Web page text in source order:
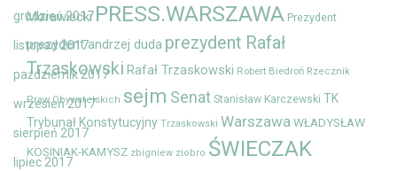
grudzień 2017
listopad 2017
październik 2017
wrzesień 2017
sierpień 2017
lipiec 2017
Morawiecki PRESS.WARSZAWA Prezydent
prezydent andrzej duda prezydent Rafał
Trzaskowski Rafał Trzaskowski Robert Biedroń Rzecznik
Praw Obywatelskich sejm Senat Stanisław Karczewski TK
Trybunał Konstytucyjny Trzaskowski Warszawa WŁADYSŁAW
KOSINIAK-KAMYSZ zbigniew ziobro ŚWIECZAK